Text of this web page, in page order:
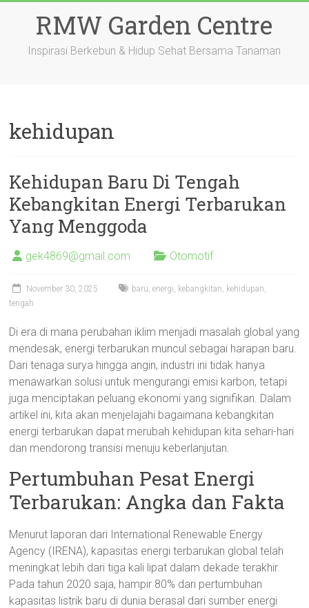
RMW Garden Centre
Inspirasi Berkebun & Hidup Sehat Bersama Tanaman
kehidupan
Kehidupan Baru Di Tengah
Kebangkitan Energi Terbarukan
Yang Menggoda
gek4869@gmail.com Otomotif
November 30, 2025 baru,energi, kebangkitan, kehidupan,
tengah
Di era di mana perubahan iklim menjadi masalah global yang
mendesak, energi terbarukan muncul sebagai harapan baru.
Dari tenaga surya hingga angin, industri ini tidak hanya
menawarkan solusi untuk mengurangi emisi karbon, tetapi
juga menciptakan peluang ekonomi yang signifikan. Dalam
artikel ini, kita akan menjelajahi bagaimana kebangkitan
energi terbarukan dapat merubah kehidupan kita sehari-hari
dan mendorong transisi menuju keberlanjutan.
Pertumbuhan Pesat Energi
Terbarukan: Angka dan Fakta
Menurut laporan dari International Renewable Energy
Agency (IRENA), kapasitas energi terbarukan global telah
meningkat lebih dari tiga kali lipat dalam dekade terakhir.
Pada tahun 2020 saja, hampir 80% dari pertumbuhan
kapasitas listrik baru di dunia berasal dari sumber energi